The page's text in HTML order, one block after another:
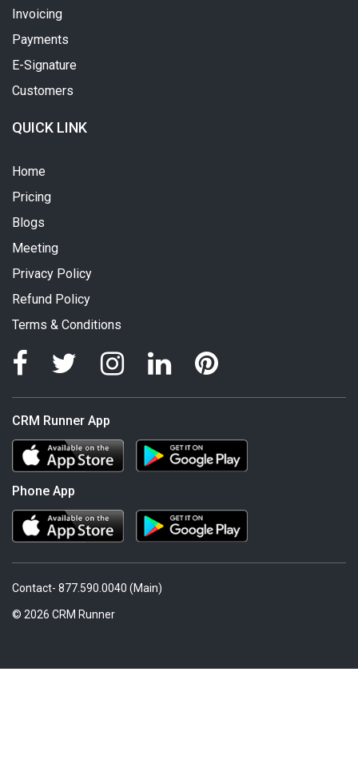
Invoicing
Payments
E-Signature
Customers
QUICK LINK
Home
Pricing
Blogs
Meeting
Privacy Policy
Refund Policy
Terms & Conditions
CRM Runner App
Phone App
Contact- 877.590.0040 (Main)
© 2026 CRM Runner